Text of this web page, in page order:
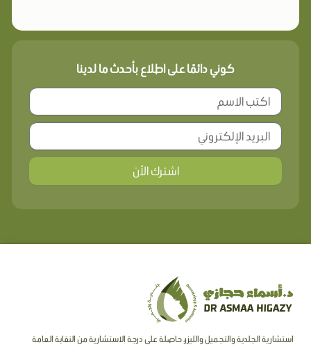
كوني دائمًا على اطلاع بأحدث ما لدينا
اشترك الأن
استشارية الجلدية والتجميل والليزر، حاصلة على درجة الاستشارية من النقابة العامة